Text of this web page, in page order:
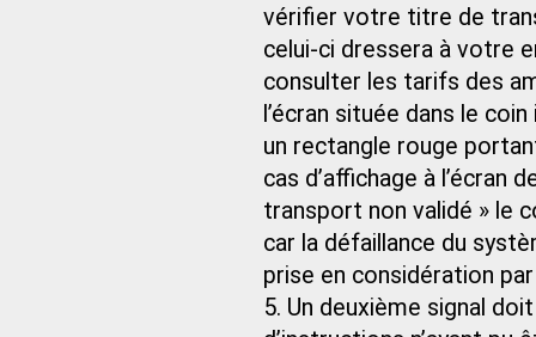
vérifier votre titre de
celui-ci dressera à votre
consulter les tarifs des
l’écran située dans le
un rectangle rouge
cas d’affichage à l’écran
transport non validé » le
car la défaillance du
prise en considération
5. Un deuxième signal